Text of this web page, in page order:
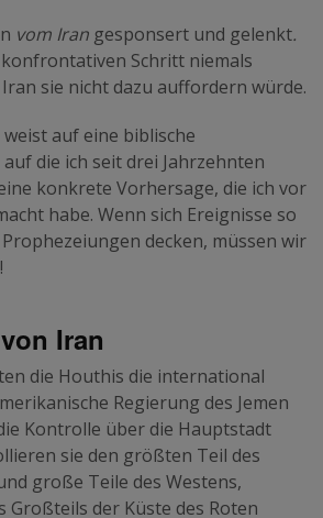
vom Iran gesponsert und gelenkt.
Schritt niemals
sie nicht dazu auffordern würde.
auf eine biblische
die ich seit drei Jahrzehnten
konkrete Vorhersage, die ich vor
habe. Wenn sich Ereignisse so
decken, müssen wir
Iran
die Houthis die international
Regierung des Jemen
Kontrolle über die Hauptstadt
sie den größten Teil des
große Teile des Westens,
Großteils der Küste des Roten